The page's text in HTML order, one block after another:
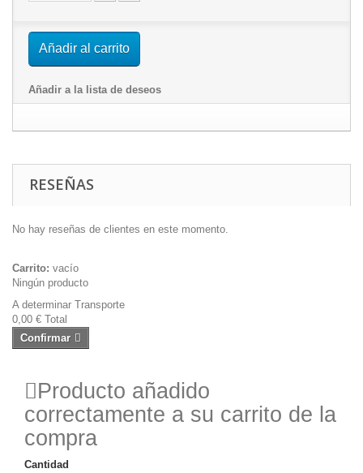
Añadir al carrito
Añadir a la lista de deseos
RESEÑAS
No hay reseñas de clientes en este momento.
Carrito: vacío
Ningún producto
A determinar Transporte
0,00 € Total
Confirmar
Producto añadido
correctamente a su carrito de la
compra
Cantidad